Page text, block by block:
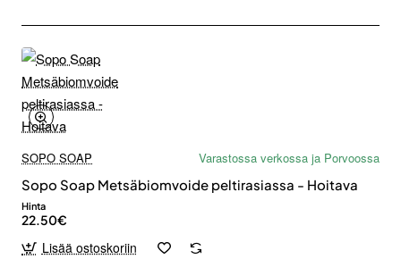
SOPO SOAP
Varastossa verkossa ja Porvoossa
Sopo Soap Metsäbiomvoide peltirasiassa - Hoitava
Hinta
22.50€
Lisää ostoskoriin